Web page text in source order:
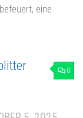
eine
0